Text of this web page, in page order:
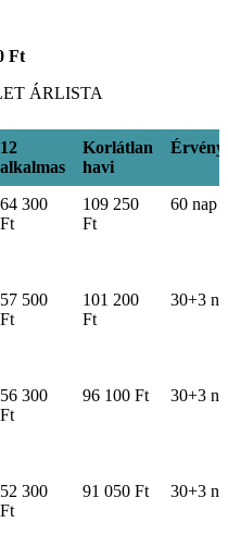
Ft
ÁRLISTA
12
alkalmas
Korlátlan
havi
12
alkalmas
Korlátlan
havi
64 300
Ft
109 250
Ft
60 nap
57 500
Ft
101 200
Ft
30+3
56 300
Ft
96 100 Ft 30+3
52 300
Ft
91 050 Ft 30+3